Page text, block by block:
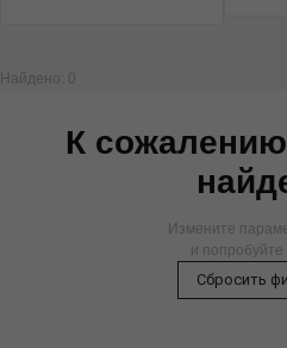
Найдено: 0
К
Измените
и
Сбросить